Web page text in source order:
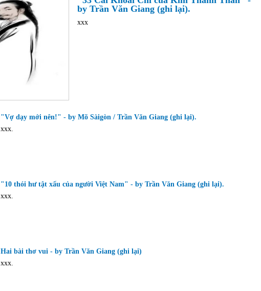
by Trần Văn Giang (ghi lại).
xxx
"Vợ dạy mới nên!" - by Mõ Sàigòn / Trần Văn Giang (ghi lại).
xxx.
"10 thói hư tật xấu của người Việt Nam" - by Trần Văn Giang (ghi lại).
xxx.
Hai bài thơ vui - by Trần Văn Giang (ghi lại)
xxx.